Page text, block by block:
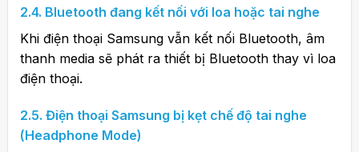
2.4. Bluetooth đang kết nối với loa hoặc tai nghe
Khi điện thoại Samsung vẫn kết nối Bluetooth, âm
thanh media sẽ phát ra thiết bị Bluetooth thay vì loa
điện thoại.
2.5. Điện thoại Samsung bị kẹt chế độ tai nghe
(Headphone Mode)